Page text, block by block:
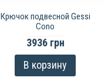
Крючок подвесной Gessi
Cono
3936 грн
В корзину